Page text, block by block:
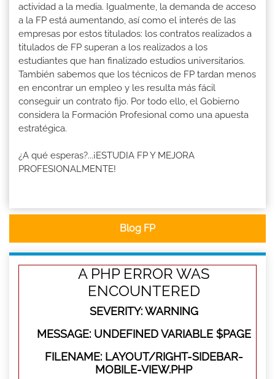
actividad a la media. Igualmente, la demanda de acceso
a la FP está aumentando, así como el interés de las
empresas por estos titulados: los contratos realizados a
titulados de FP superan a los realizados a los
estudiantes que han finalizado estudios universitarios.
También sabemos que los técnicos de FP tardan menos
en encontrar un empleo y les resulta más fácil
conseguir un contrato fijo. Por todo ello, el Gobierno
considera la Formación Profesional como una apuesta
estratégica.
¿A qué esperas?...¡ESTUDIA FP Y MEJORA
PROFESIONALMENTE!
Blog FP
A PHP ERROR WAS
ENCOUNTERED
SEVERITY: WARNING
MESSAGE: UNDEFINED VARIABLE $PAGE
FILENAME: LAYOUT/RIGHT-SIDEBAR-
MOBILE-VIEW.PHP